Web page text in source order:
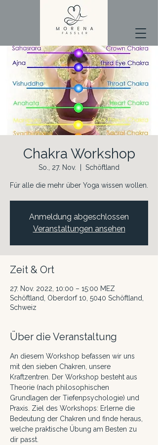
Chakra Workshop
So., 27. Nov. Schöftland
Anmeldung abgeschlossen
Veranstaltungen ansehen
Zeit & Ort
27. Nov. 2022, 10:00 – 15:00 MEZ
Schöftland, Oberdorf 10, 5040 Schöftland,
Schweiz
Über die Veranstaltung
An diesem Workshop befassen wir uns
mit den sieben Chakren, unsere
Kraftzentren. Der Workshop besteht aus
Theorie (nach philosophischen
Grundlagen der Tiefenpsychologie) und
Praxis. Ziel des Workshops: Erlerne die
Bedeutung der Chakren und finde heraus,
welche praktische Übung am Besten zu
dir passt.